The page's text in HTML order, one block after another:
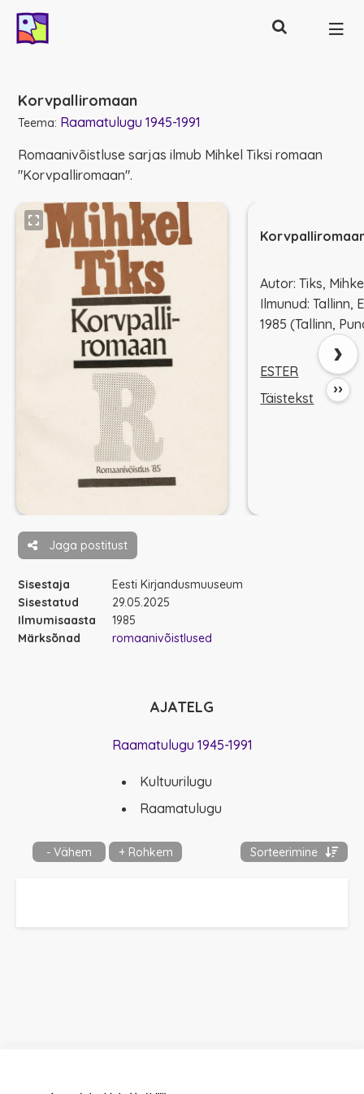
Otsing
Korvpalliromaan
Teema: Raamatulugu 1945-1991
Romaanivõistluse sarjas ilmub Mihkel Tiksi romaan
"Korvpalliromaan".
Autor: Tiks,
Ilmunud: Tallinn,
1985 (Tallinn,
ESTER
Täistekst
››
›
Jaga postitust
Sisestaja
Eesti Kirjandusmuuseum
Sisestatud
29.05.2025
Ilmumisaasta
1985
Märksõnad
romaanivõistlused
AJATELG
Raamatulugu 1945-1991
Kultuurilugu
Raamatulugu
- Vähem + Rohkem Sorteerimine